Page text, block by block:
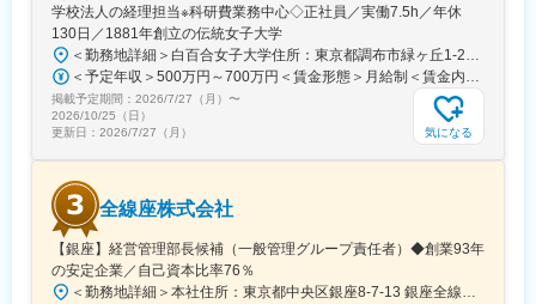
変更の範囲：会社の定める業務
学校法人の経理担当※科研費業務中心◇正社員／実働7.5h／年休
130日／1881年創立の伝統女子大学
＜勤務地詳細＞白百合女子大学住所：東京都調布市緑ヶ丘1-25 勤務地最寄駅：京王線／仙川駅受動喫煙対策：屋内全面禁煙変更の範囲：会社の定める事業所
＜予定年収＞500万円～700万円＜賃金形態＞月給制＜賃金内訳＞月額（基本給）：280,000円～430,000円＜月給＞280,000円～430,000円＜昇給有無＞有＜残業手当＞有＜給与補足＞※年齢・過去の経験に基づき、本学規定に合わせ決定【残業手当】有 /残業時間に応じて全額支給（※想定年収に含む）【各種手当】扶養手当/住宅手当/通勤手当 等【賞与】年2回（6月、12月）【昇給】年1回（4月）賃金はあくまでも目安の金額であり、選考を通じて上下する可能性があります。月給(月額)は固定手当を含めた表記です。
掲載予定期間： 2026/7/27（月） 〜
2026/10/25（日）
更新日： 2026/7/27（月） 気になる
全線座株式会社
【銀座】経営管理部長候補（一般管理グループ責任者）◆創業93年
の安定企業／自己資本比率76％
＜勤務地詳細＞本社住所：東京都中央区銀座8-7-13 銀座全線座ビルB1受動喫煙対策：屋内喫煙可能場所あり変更の範囲：会社の定める事業所